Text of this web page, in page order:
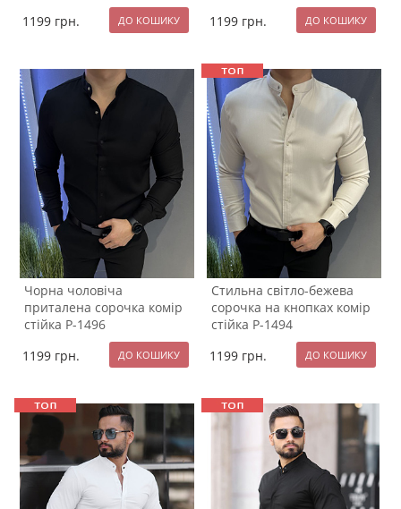
1199 грн.
1199 грн.
Чорна чоловіча
приталена сорочка комір
стійка Р-1496
1199 грн.
Стильна світло-бежева
сорочка на кнопках комір
стійка Р-1494
1199 грн.